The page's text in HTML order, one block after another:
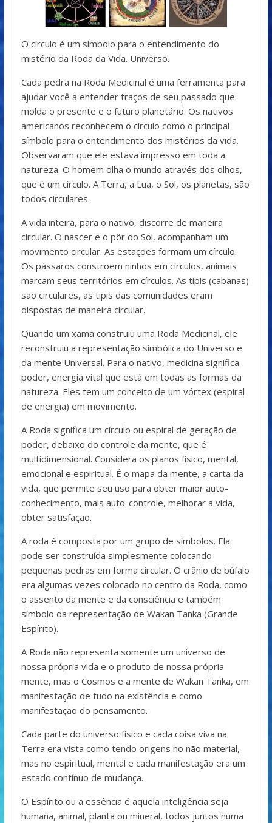
O círculo é um símbolo para o entendimento do
mistério da Roda da Vida. Universo.
Cada pedra na Roda Medicinal é uma ferramenta para
ajudar você a entender traços de seu passado que
molda o presente e o futuro planetário. Os nativos
americanos reconhecem o círculo como o principal
símbolo para o entendimento dos mistérios da vida.
Observaram que ele estava impresso em toda a
natureza. O homem olha o mundo através dos olhos,
que é um círculo. A Terra, a Lua, o Sol, os planetas, são
todos circulares.
A vida inteira, para o nativo, discorre de maneira
circular. O nascer e o pôr do Sol, acompanham um
movimento circular. As estações formam um círculo.
Os pássaros constroem ninhos em círculos, animais
marcam seus territórios em círculos. As tipis (cabanas)
são circulares, as tipis das comunidades eram
dispostas de maneira circular.
Quando um xamã construiu uma Roda Medicinal, ele
reconstruiu a representação simbólica do Universo e
da mente Universal. Para o nativo, medicina significa
poder, energia vital que está em todas as formas da
natureza. Eles tem um conceito de um vórtex (espiral
de energia) em movimento.
A Roda significa um círculo ou espiral de geração de
poder, debaixo do controle da mente, que é
multidimensional. Considera os planos físico, mental,
emocional e espiritual. É o mapa da mente, a carta da
vida, que permite seu uso para obter maior auto-
conhecimento, mais auto-controle, melhorar a vida,
obter satisfação.
A roda é composta por um grupo de símbolos. Ela
pode ser construída simplesmente colocando
pequenas pedras em forma circular. O crânio de búfalo
era algumas vezes colocado no centro da Roda, como
o assento da mente e da consciência e também
símbolo da representação de Wakan Tanka (Grande
Espírito).
A Roda não representa somente um universo de
nossa própria vida e o produto de nossa própria
mente, mas o Cosmos e a mente de Wakan Tanka, em
manifestação de tudo na existência e como
manifestação do pensamento.
Cada parte do universo físico e cada coisa viva na
Terra era vista como tendo origens no não material,
mas no espiritual, mental e cada manifestação era um
estado contínuo de mudança.
O Espírito ou a essência é aquela inteligência seja
humana, animal, planta ou mineral, todos juntos numa